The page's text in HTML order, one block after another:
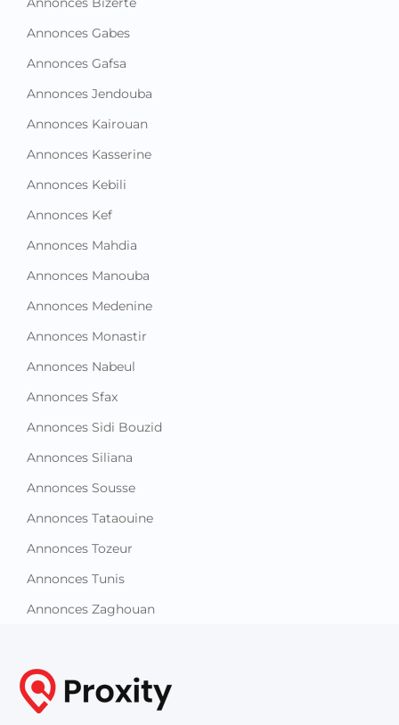
Annonces Gabes
Annonces Gafsa
Annonces Jendouba
Annonces Kairouan
Annonces Kasserine
Annonces Kebili
Annonces Kef
Annonces Mahdia
Annonces Manouba
Annonces Medenine
Annonces Monastir
Annonces Nabeul
Annonces Sfax
Annonces Sidi Bouzid
Annonces Siliana
Annonces Sousse
Annonces Tataouine
Annonces Tozeur
Annonces Tunis
Annonces Zaghouan